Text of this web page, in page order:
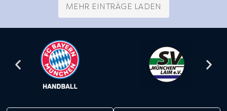
MEHR EINTRÄGE LADEN